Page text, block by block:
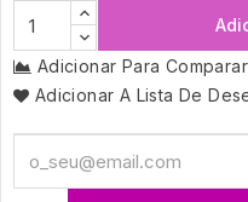
Adicionar Para Comparar
Adicionar A Lista De